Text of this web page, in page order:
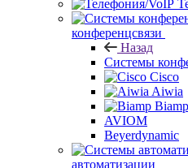
конференцсвязи
Назад
Системы
Cisco
Aiwia
Biamp
AVIOM
Beyerdynamic
автоматизации